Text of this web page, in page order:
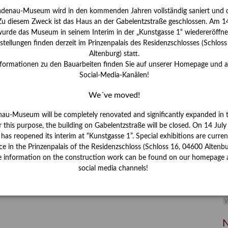
Museum wird in den kommenden Jahren vollständig saniert und
diesem Zweck ist das Haus an der Gabelentzstraße geschlossen. Am
das Museum in seinem Interim in der „Kunstgasse 1“
finden derzeit im Prinzenpalais des Residenzschlosses
Altenburg) statt.
zu den Bauarbeiten finden Sie auf unserer Homepage und
Social-Media-Kanälen!
We´ve moved!
Museum will be completely renovated and significantly expanded in
this purpose, the building on Gabelentzstraße will be closed. On 14
reopened its interim at “Kunstgasse 1”. Special exhibitions are
in the Prinzenpalais of the Residenzschloss (Schloss 16, 04600
information on the construction work can be found on our homepage
social media channels!